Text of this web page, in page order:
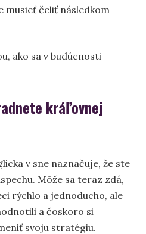
musieť čeliť následkom
ako sa v budúcnosti
kráľovnej
v sne naznačuje, že ste
Môže sa teraz zdá,
rýchlo a jednoducho, ale
a čoskoro si
svoju stratégiu.